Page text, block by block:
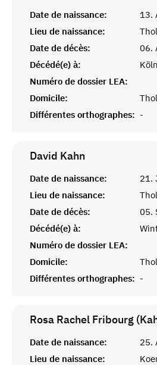
Date de naissance:
13.
Lieu de naissance:
Date de décès:
06.
Décédé(e) à:
Numéro de dossier LEA:
Domicile:
Différentes orthographes: -
David Kahn
Date de naissance:
21.
Lieu de naissance:
Date de décès:
05.
Décédé(e) à:
Numéro de dossier LEA:
Domicile:
Différentes orthographes: -
Rosa Rachel Fribourg
Date de naissance:
25.
Lieu de naissance: